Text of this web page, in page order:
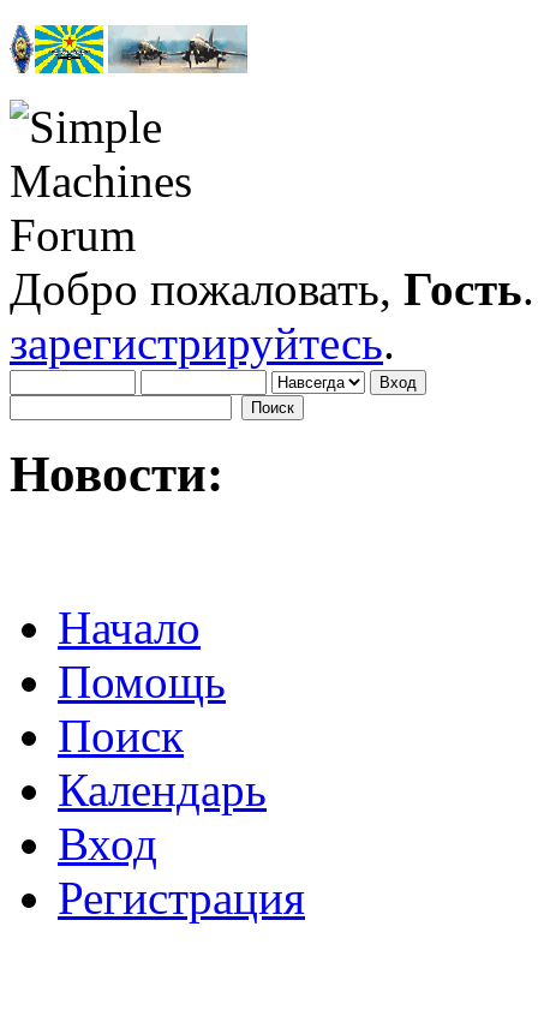
Добро пожаловать, Гость
зарегистрируйтесь.
Новости:
Начало
Помощь
Поиск
Календарь
Вход
Регистрация